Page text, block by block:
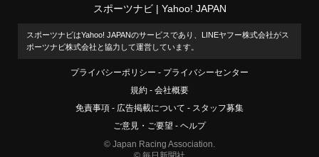
スポーツナビ Yahoo! JAPAN
スポーツナビはYahoo! JAPANのサービスであり、LINEヤフー株式会社がス
ポーツナビ株式会社と協力して運営しています。
プライバシーポリシー
プライバシーセンター
規約
会社概要
免責事項
広告掲載について
スタッフ募集
ご意見・ご要望
ヘルプ
© Japan Racing Association.